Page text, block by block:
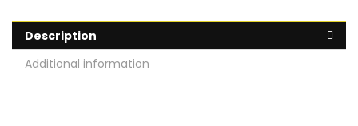
Description
Additional information